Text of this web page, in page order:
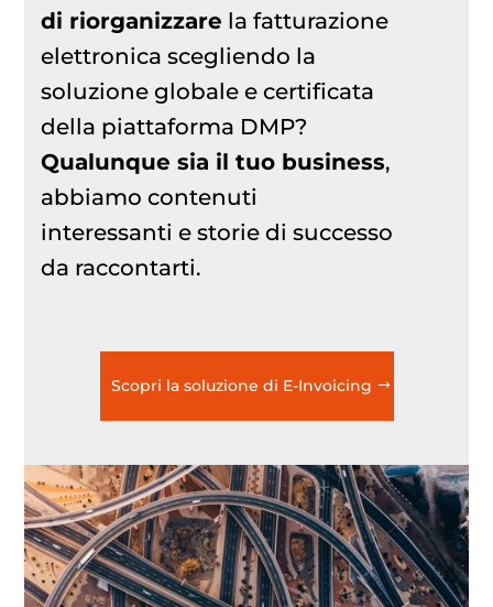
di riorganizzare la fatturazione
elettronica scegliendo la
soluzione globale e certificata
della piattaforma DMP?
Qualunque sia il tuo business,
abbiamo contenuti
interessanti e storie di successo
da raccontarti.
Scopri la soluzione di E-Invoicing